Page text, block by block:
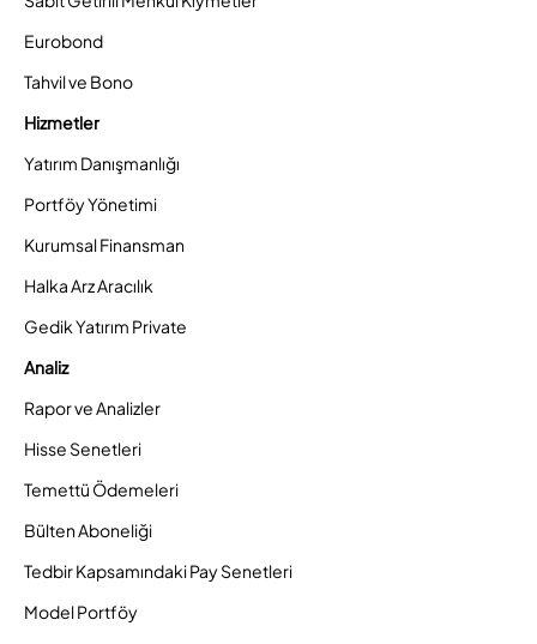
Eurobond
Tahvil ve Bono
Hizmetler
Yatırım Danışmanlığı
Portföy Yönetimi
Kurumsal Finansman
Halka Arz Aracılık
Gedik Yatırım Private
Analiz
Rapor ve Analizler
Hisse Senetleri
Temettü Ödemeleri
Bülten Aboneliği
Tedbir Kapsamındaki Pay Senetleri
Model Portföy